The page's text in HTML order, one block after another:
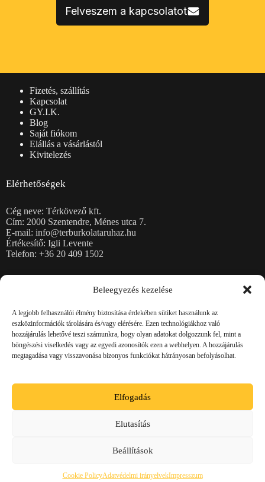
Beleegyezés kezelése
A legjobb felhasználói élmény biztosítása érdekében sütiket használunk az
eszközinformációk tárolására és/vagy elérésére. Ezen technológiákhoz való
hozzájárulás lehetővé teszi számunkra, hogy olyan adatokat dolgozzunk fel, mint a
böngészési viselkedés vagy az egyedi azonosítók ezen a webhelyen. A hozzájárulás
megtagadása vagy visszavonása bizonyos funkciókat hátrányosan befolyásolhat.
Elfogadás
Elutasítás
Beállítások
Cookie PolicyAdatvédelmi irányelvekImpresszum
Felveszem a kapcsolatot
Fizetés, szállítás
Kapcsolat
GY.I.K.
Blog
Saját fiókom
Elállás a vásárlástól
Kivitelezés
Elérhetőségek
Cég neve: Térkövező kft.
Cím: 2000 Szentendre, Ménes utca 7.
E-mail: info@terburkolataruhaz.hu
Értékesítő: Igli Levente
Telefon: +36 20 409 1502
Kerítéskövek, fedlapok
Rézsűkő, Lépcsőblokkok, Kerti támfalelemek
Magaságyások
Szegélykövek
Zsalukövek
Jogi információk
© 2026 minden jog fenntartva! - Térburkolat Áruház